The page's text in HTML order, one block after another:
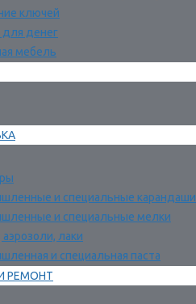
ключей
денег
мебель
и специальные карандаши
и специальные мелки
аэрозоли, лаки
и специальная паста
РЕМОНТ